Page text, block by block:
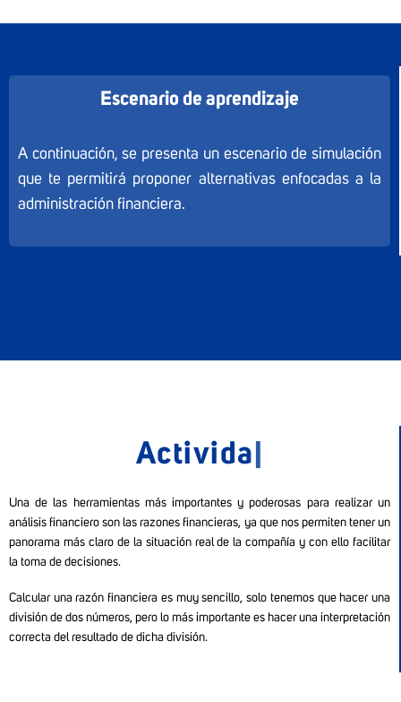
Escenario de aprendizaje
A continuación, se presenta un escenario de simulación
que te permitirá proponer alternativas enfocadas a la
administración financiera.
|
Una de las herramientas más importantes y poderosas para realizar un
análisis financiero son las razones financieras, ya que nos permiten tener un
panorama más claro de la situación real de la compañía y con ello facilitar
la toma de decisiones.
Calcular una razón financiera es muy sencillo, solo tenemos que hacer una
división de dos números, pero lo más importante es hacer una interpretación
correcta del resultado de dicha división.